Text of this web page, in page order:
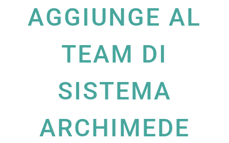
AGGIUNGE AL
TEAM DI
SISTEMA
ARCHIMEDE